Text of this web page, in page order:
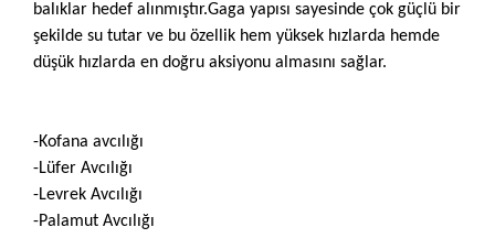
balıklar hedef alınmıştır.Gaga yapısı sayesinde çok güçlü bir
şekilde su tutar ve bu özellik hem yüksek hızlarda hemde
düşük hızlarda en doğru aksiyonu almasını sağlar.
-Kofana avcılığı
-Lüfer Avcılığı
-Levrek Avcılığı
-Palamut Avcılığı